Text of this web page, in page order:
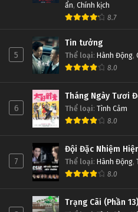
ẩn, Chính kịch
8.7
5
Tin tưởng
Thể loại: Hành Động,
8.0
6
Tháng Ngày Tươi
Thể loại: Tình Cảm
8.0
7
Đội Đặc Nhiệm
Thể loại: Hành Động,
8.0
Trạng Cãi (Phần 13)